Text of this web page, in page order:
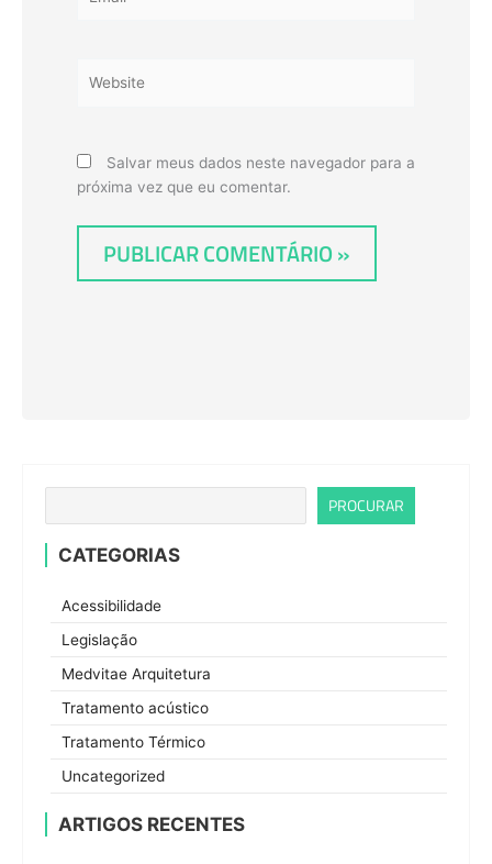
Salvar meus dados neste navegador para a
próxima vez que eu comentar.
PROCURAR
CATEGORIAS
Acessibilidade
Legislação
Medvitae Arquitetura
Tratamento acústico
Tratamento Térmico
Uncategorized
ARTIGOS RECENTES